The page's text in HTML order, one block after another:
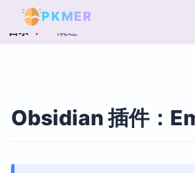
PKMER
目录 概述
Obsidian 插件：